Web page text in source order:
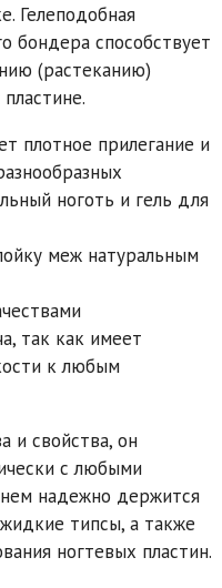
Гелеподобная
бондера способствует
(растеканию)
плотное прилегание и
ноготь и гель для
меж натуральным
так как имеет
к любым
и свойства, он
с любыми
надежно держится
типсы, а также
ногтевых пластин.